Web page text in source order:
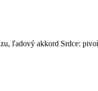
ľadový akkord Srdce: